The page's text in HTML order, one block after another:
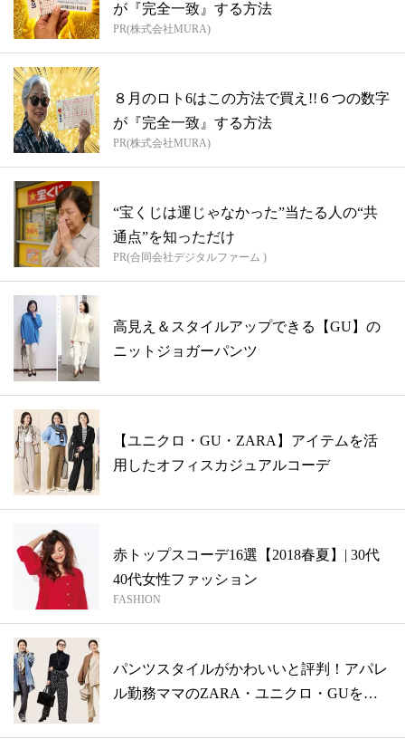
が『完全一致』する方法
PR(株式会社MURA)
８月のロト6はこの方法で買え!!６つの数字
が『完全一致』する方法
PR(株式会社MURA)
“宝くじは運じゃなかった”当たる人の“共
通点”を知っただけ
PR(合同会社デジタルファーム )
高見え＆スタイルアップできる【GU】の
ニットジョガーパンツ
【ユニクロ・GU・ZARA】アイテムを活
用したオフィスカジュアルコーデ
赤トップスコーデ16選【2018春夏】| 30代
40代女性ファッション
FASHION
パンツスタイルがかわいいと評判！アパレ
ル勤務ママのZARA・ユニクロ・GUを使